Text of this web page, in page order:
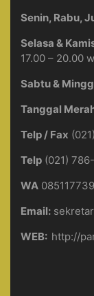
Senin, Rabu,
Selasa &
17.00 – 20.00
Sabtu &
Tanggal
Telp / Fax
Telp (021)
WA
Email:
WEB: http://